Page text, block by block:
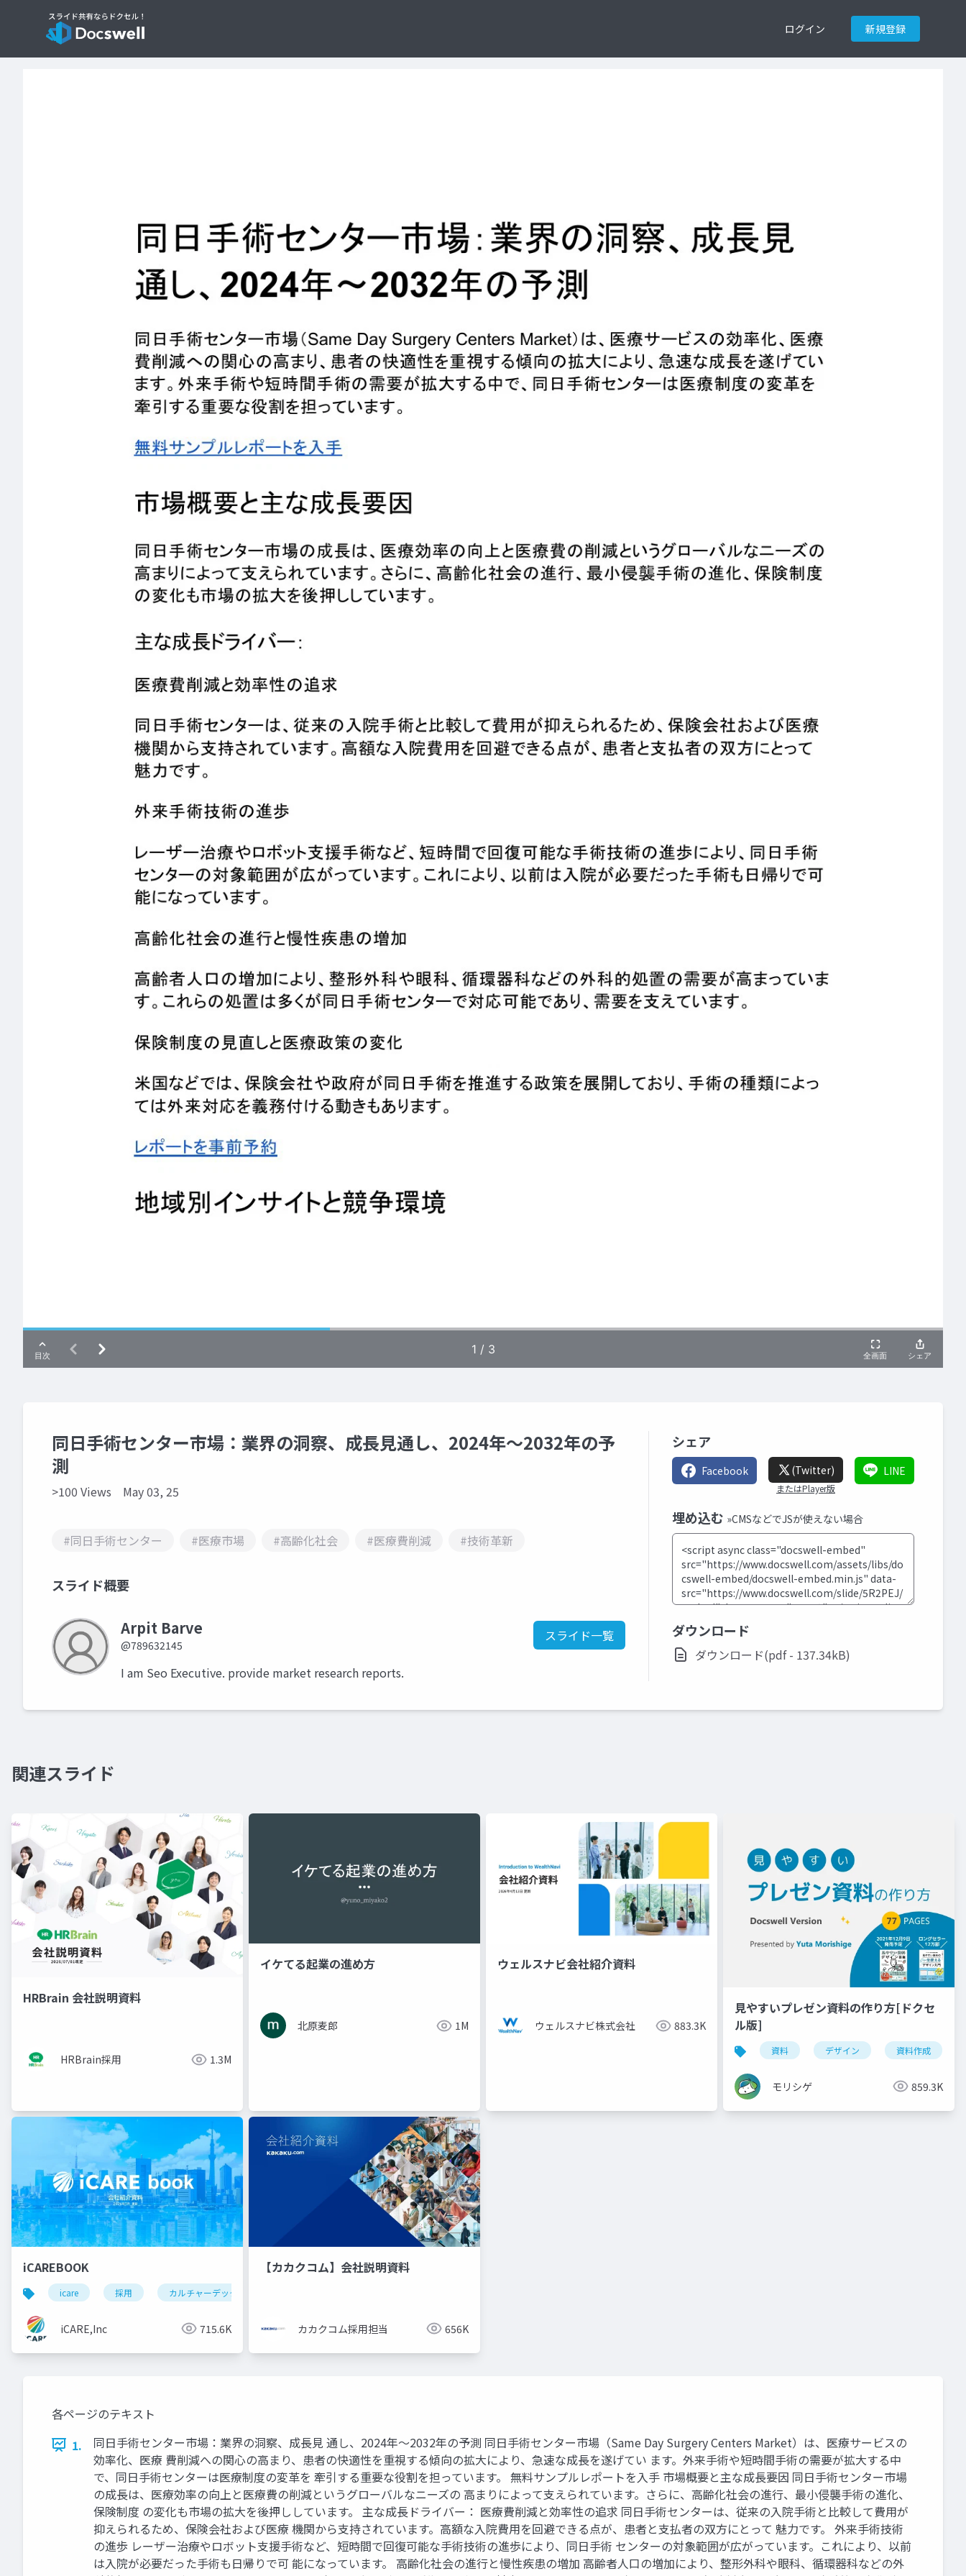
ログイン 新規登録
同日手術センター市場：業界の洞察、成長見通し、2024年～2032年の予
測
>100 Views May 03, 25
#同日手術センター #医療市場 #高齢化社会 #医療費削減 #技術革新
スライド概要
Arpit Barve
@789632145
スライド一覧
I am Seo Executive. provide market research reports.
シェア
Facebook (Twitter)
またはPlayer版
LINE
埋め込む »CMSなどでJSが使えない場合
ダウンロード
ダウンロード(pdf - 137.34kB)
関連スライド
HRBrain 会社説明資料
HRBrain採用 1.3M
イケてる起業の進め方
北原麦郎 1M
ウェルスナビ会社紹介資料
ウェルスナビ株式会社 883.3K
見やすいプレゼン資料の作り方[ドクセ
ル版]
資料 デザイン 資料作成
モリシゲ 859.3K
iCAREBOOK
icare 採用 カルチャーデック
iCARE,Inc 715.6K
【カカクコム】会社説明資料
カカクコム採用担当 656K
各ページのテキスト
1.
同日手術センター市場：業界の洞察、成長見 通し、2024年～2032年の予測 同日手術センター市場（Same Day Surgery Centers Market）は、医療サービスの
効率化、医療 費削減への関心の高まり、患者の快適性を重視する傾向の拡大により、急速な成長を遂げてい ます。外来手術や短時間手術の需要が拡大する中
で、同日手術センターは医療制度の変革を 牽引する重要な役割を担っています。 無料サンプルレポートを入手 市場概要と主な成長要因 同日手術センター市場
の成長は、医療効率の向上と医療費の削減というグローバルなニーズの 高まりによって支えられています。さらに、高齢化社会の進行、最小侵襲手術の進化、
保険制度 の変化も市場の拡大を後押ししています。 主な成長ドライバー： 医療費削減と効率性の追求 同日手術センターは、従来の入院手術と比較して費用が
抑えられるため、保険会社および医療 機関から支持されています。高額な入院費用を回避できる点が、患者と支払者の双方にとって 魅力です。 外来手術技術
の進歩 レーザー治療やロボット支援手術など、短時間で回復可能な手術技術の進歩により、同日手術 センターの対象範囲が広がっています。これにより、以前
は入院が必要だった手術も日帰りで可 能になっています。 高齢化社会の進行と慢性疾患の増加 高齢者人口の増加により、整形外科や眼科、循環器科などの外